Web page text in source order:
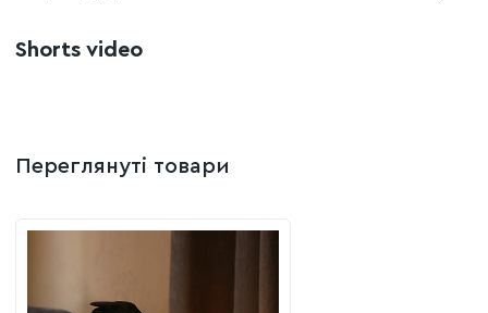
Shorts video
Переглянуті товари